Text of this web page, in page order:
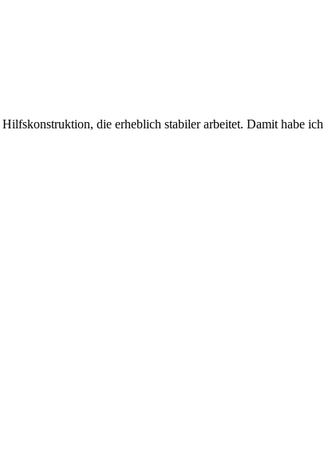
die erheblich stabiler arbeitet. Damit habe ich